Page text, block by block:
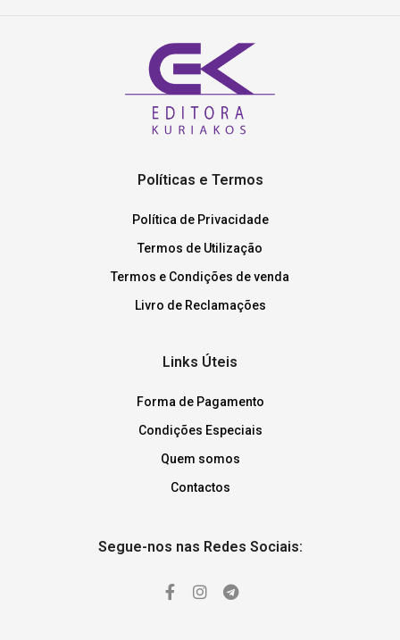
Políticas e Termos
Política de Privacidade
Termos de Utilização
Termos e Condições de venda
Livro de Reclamações
Links Úteis
Forma de Pagamento
Condições Especiais
Quem somos
Contactos
Segue-nos nas Redes Sociais: